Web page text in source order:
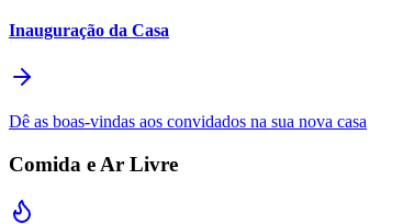
Inauguração da Casa
Dê as boas-vindas aos convidados na sua nova casa
Comida e Ar Livre